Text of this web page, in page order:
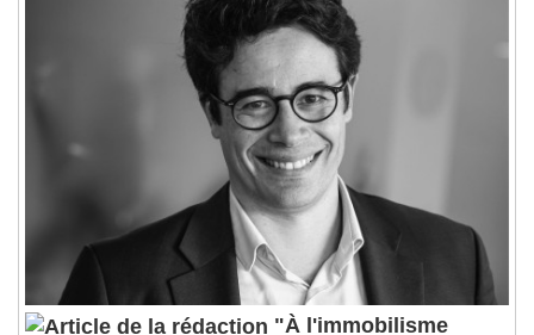
Playback Rate
Chapters
descriptions off , selected
Subtitles
subtitles settings, opens subtitles
settings dialog
subtitles off
, selected